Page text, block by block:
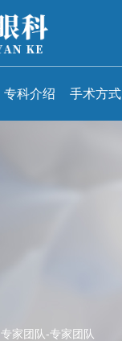
专科介绍 手术方式
专家团队-专家团队